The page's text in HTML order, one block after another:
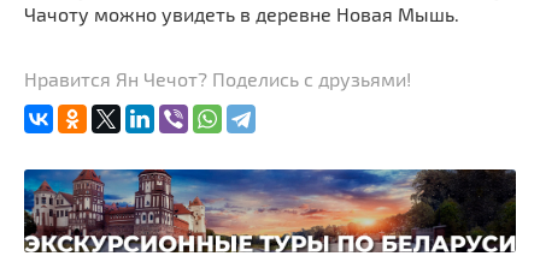
Чачоту можно увидеть в деревне Новая Мышь.
Нравится Ян Чечот? Поделись с друзьями!